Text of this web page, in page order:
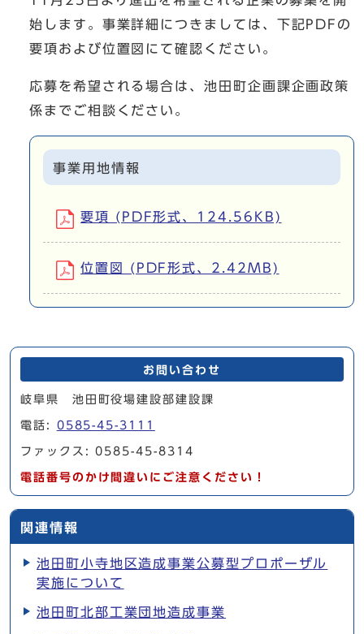
始します。事業詳細につきましては、下記PDFの
要項および位置図にて確認ください。
応募を希望される場合は、池田町企画課企画政策
係までご相談ください。
事業用地情報
要項 (PDF形式、124.56KB)
位置図 (PDF形式、2.42MB)
お問い合わせ
岐阜県 池田町役場建設部建設課
電話: 0585-45-3111
ファックス: 0585-45-8314
電話番号のかけ間違いにご注意ください！
関連情報
池田町小寺地区造成事業公募型プロポーザル
実施について
池田町北部工業団地造成事業